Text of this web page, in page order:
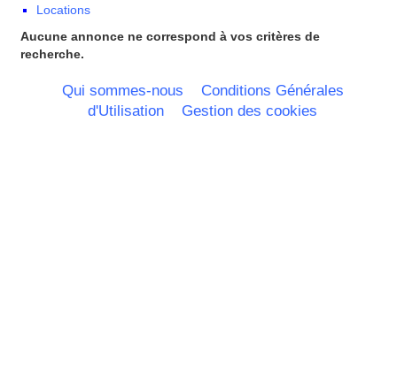
Nord Pas de Calais - Belgique -
Pays Bas
Pays de la Loire
Poitou Charentes
Principauté de Monaco
Provence Alpes Cote d'Azur -
Locations
Aucune annonce ne correspond à vos critères de
recherche.
Qui sommes-nous
Conditions Générales
d'Utilisation
Gestion des cookies